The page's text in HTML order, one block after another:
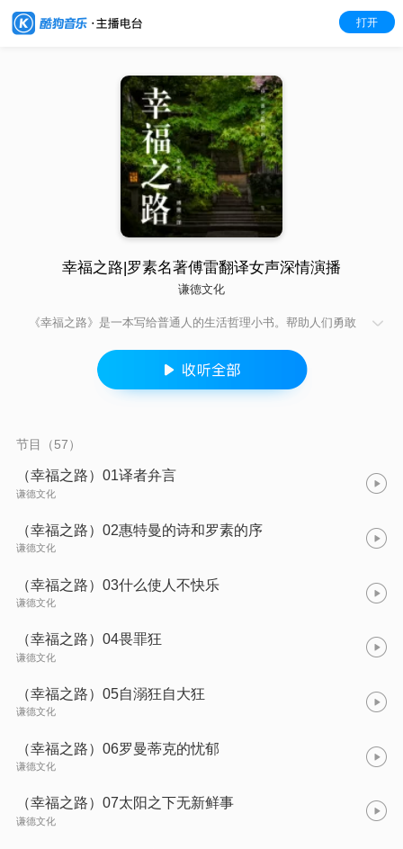
打开
幸福之路|罗素名著傅雷翻译女声深情演播
谦德文化
《幸福之路》是一本写给普通人的生活哲理小书。帮助人们勇敢
白而深刻的文字，分析了我们不幸福的原因，并告诉我们如何走
上幸福之路。不阐述高深哲理，不做枯燥说教，罗素只是将一些
经由他自己的经验和观察证实过的通情达理的意见归纳起来，制
趣爱好，提升个人心理素质，积极融入社会生活，才能收获真正
的幸福。希望现代社会无数在压力与焦虑中挣扎的男男女女，能
够在此找到解脱之法，读懂生活、读懂自己，并且凭着适当的努
力握住其实近在咫尺的幸福。
节目（57）
（幸福之路）01译者弁言
谦德文化
（幸福之路）02惠特曼的诗和罗素的序
谦德文化
（幸福之路）03什么使人不快乐
谦德文化
（幸福之路）04畏罪狂
谦德文化
（幸福之路）05自溺狂自大狂
谦德文化
（幸福之路）06罗曼蒂克的忧郁
谦德文化
（幸福之路）07太阳之下无新鲜事
谦德文化